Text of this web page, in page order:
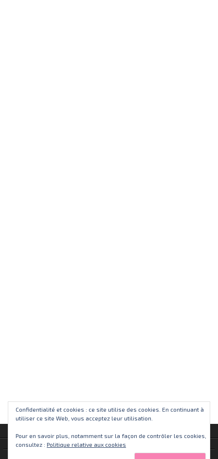
Alkaswaba.fr - 2013 -
Confidentialité et cookies : ce site utilise des cookies. En continuant à
utiliser ce site Web, vous acceptez leur utilisation.
Pour en savoir plus, notamment sur la façon de contrôler les cookies,
consultez : Politique relative aux cookies